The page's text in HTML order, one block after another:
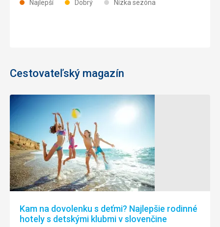
Najlepší Dobrý Nízka sezóna
Cestovateľský magazín
Kam na dovolenku s deťmi? Najlepšie rodinné
hotely s detskými klubmi v slovenčine